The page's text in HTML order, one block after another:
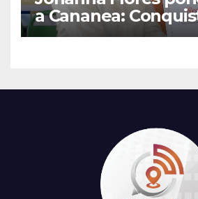
a Cananea:
medalla de plata
Centroamericanos